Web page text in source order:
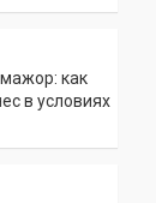
как
в условиях